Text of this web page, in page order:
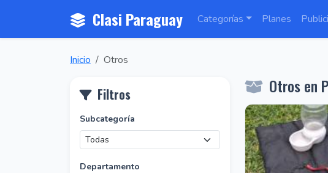
Clasi Paraguay Categorías Planes
Inicio Otros
Filtros
Subcategoría
Departamento
Otros en